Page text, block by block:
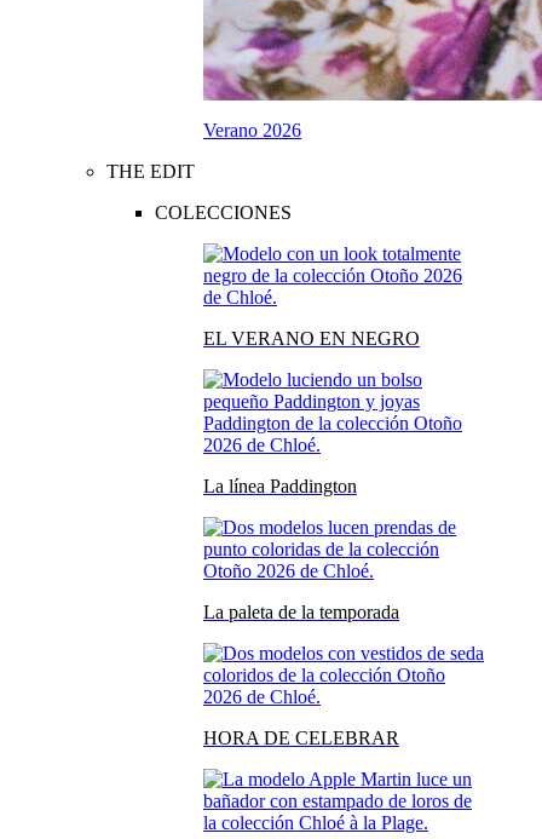
Verano 2026
THE EDIT
COLECCIONES
EL VERANO EN NEGRO
La línea Paddington
La paleta de la temporada
HORA DE CELEBRAR